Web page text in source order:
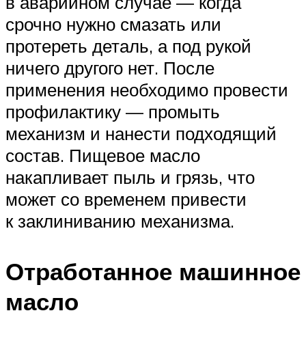
срочно нужно смазать или
протереть деталь, а под рукой
ничего другого нет. После
применения необходимо провести
профилактику — промыть
механизм и нанести подходящий
состав. Пищевое масло
накапливает пыль и грязь, что
может со временем привести
к заклиниванию механизма.
Отработанное машинное
масло